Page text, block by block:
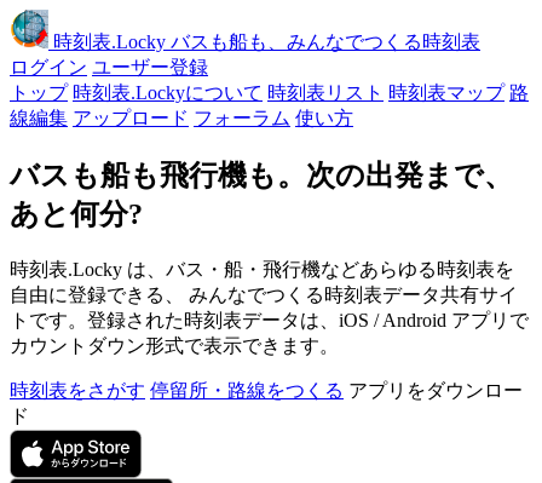
時刻表.Locky バスも船も、みんなでつくる時刻表
ログイン ユーザー登録
トップ 時刻表.Lockyについて 時刻表リスト 時刻表マップ 路
線編集 アップロード フォーラム 使い方
バスも船も飛行機も。次の出発まで、
あと何分?
時刻表.Locky は、バス・船・飛行機などあらゆる時刻表を
自由に登録できる、 みんなでつくる時刻表データ共有サイ
トです。登録された時刻表データは、iOS / Android アプリで
カウントダウン形式で表示できます。
時刻表をさがす 停留所・路線をつくる アプリをダウンロー
ド